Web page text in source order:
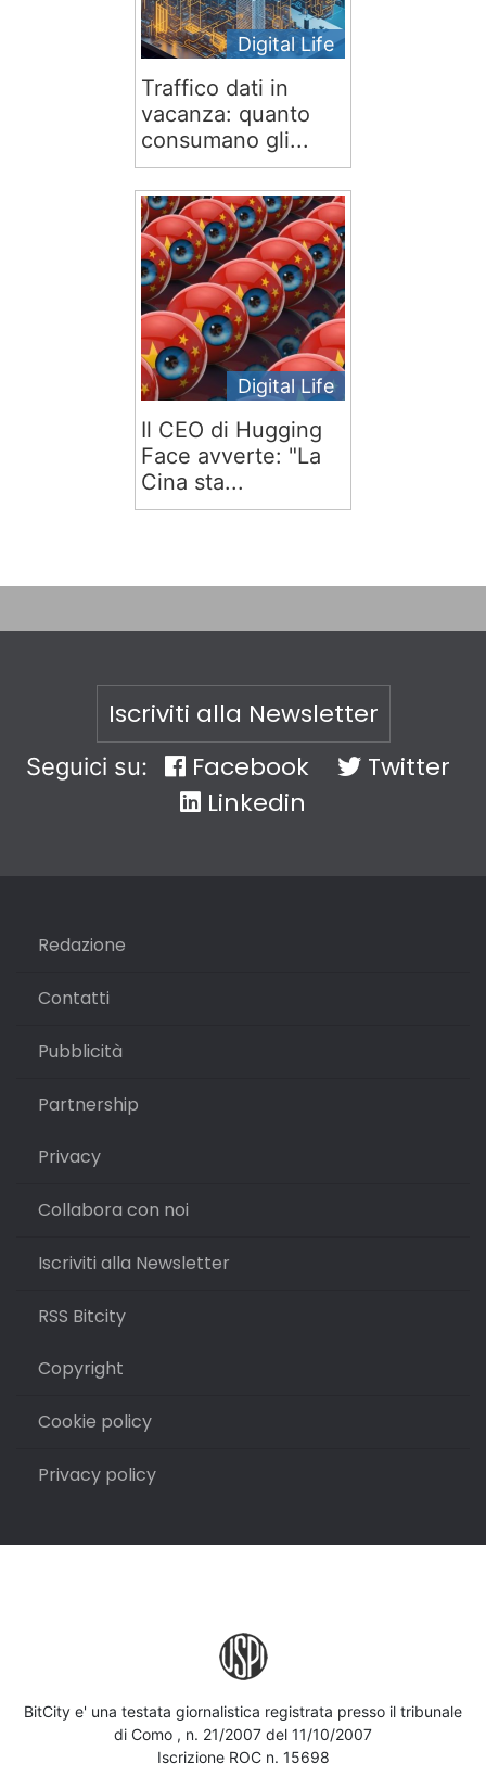
Digital Life
Traffico dati in
vacanza: quanto
consumano gli...
Digital Life
Il CEO di Hugging
Face avverte: "La
Cina sta...
Iscriviti alla Newsletter
Seguici su: Facebook
Twitter
Linkedin
Redazione
Contatti
Pubblicità
Partnership
Privacy
Collabora con noi
Iscriviti alla Newsletter
RSS Bitcity
Copyright
Cookie policy
Privacy policy
BitCity e' una testata giornalistica registrata presso il tribunale
di Como , n. 21/2007 del 11/10/2007
Iscrizione ROC n. 15698